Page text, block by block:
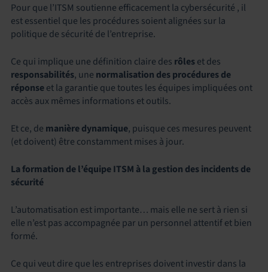
Pour que l’ITSM soutienne efficacement la cybersécurité , il
est essentiel que les procédures soient alignées sur la
politique de sécurité de l’entreprise.
Ce qui implique une définition claire des rôleset des
responsabilités, une normalisation des procédures de
réponseet la garantie que toutes les équipes impliquées ont
accès aux mêmes informations et outils.
Et ce, de manière dynamique, puisque ces mesures peuvent
(et doivent) être constamment mises à jour.
La formation de l’équipe ITSM à la gestion des incidents de
sécurité
L’automatisation est importante… mais elle ne sert à rien si
elle n’est pas accompagnée par un personnel attentif et bien
formé.
Ce qui veut dire que les entreprises doivent investir dans la